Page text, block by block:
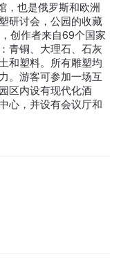
，也是俄罗斯和欧洲
研讨会，公园的收藏
创作者来自69个国家
青铜、大理石、石灰
和塑料。所有雕塑均
。游客可参加一场互
区内设有现代化酒
心，并设有会议厅和